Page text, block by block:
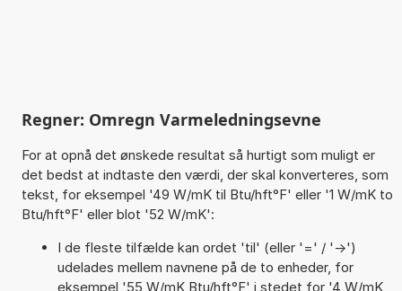
Regner: Omregn Varmeledningsevne
For at opnå det ønskede resultat så hurtigt som muligt er
det bedst at indtaste den værdi, der skal konverteres, som
tekst, for eksempel '49 W/mK til Btu/hft°F' eller '1 W/mK to
Btu/hft°F' eller blot '52 W/mK':
I de fleste tilfælde kan ordet 'til' (eller '=' / '->')
udelades mellem navnene på de to enheder, for
eksempel '55 W/mK Btu/hft°F' i stedet for '4 W/mK